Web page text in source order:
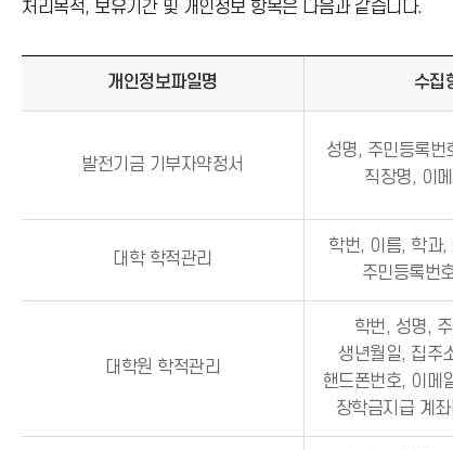
처리목적, 보유기간 및 개인정보 항목은 다음과 같습니다.
개인정보파일명 수집
발전기금 기부자약정서
성명, 주민등록번
직장명, 이
대학 학적관리
학번, 이름, 학과,
주민등록번
대학원 학적관리
학번, 성명,
생년월일, 집주
핸드폰번호, 이메
장학금지급 계